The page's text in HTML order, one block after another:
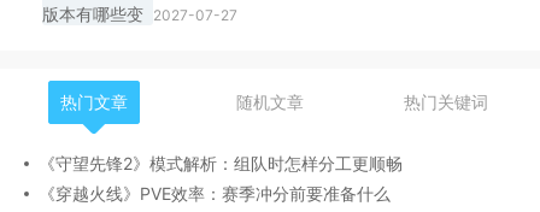
2027-07-27
热门文章 随机文章 热门关键词
《守望先锋2》模式解析：组队时怎样分工更顺畅
《穿越火线》PVE效率：赛季冲分前要准备什么